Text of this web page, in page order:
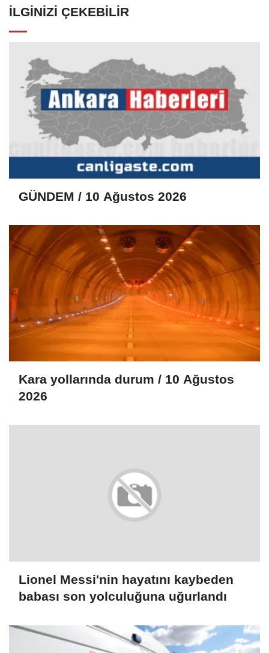
İLGINIZI ÇEKEBILIR
GÜNDEM / 10 Ağustos 2026
Kara yollarında durum / 10 Ağustos
2026
Lionel Messi'nin hayatını kaybeden
babası son yolculuğuna uğurlandı